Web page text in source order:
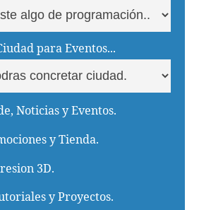
para Eventos...
Noticias y Eventos.
y Tienda.
3D.
y Proyectos.